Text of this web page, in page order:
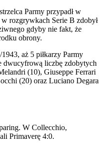
Parmy przypadł w
rozgrywkach Serie B zdobył
gdyby nie fakt, że
obrony.
aż 5 piłkarzy Parmy
dwucyfrową liczbę zdobytych
(10), Giuseppe Ferrari
(20) oraz Luciano Degara
W Collecchio,
Primaverę 4:0.